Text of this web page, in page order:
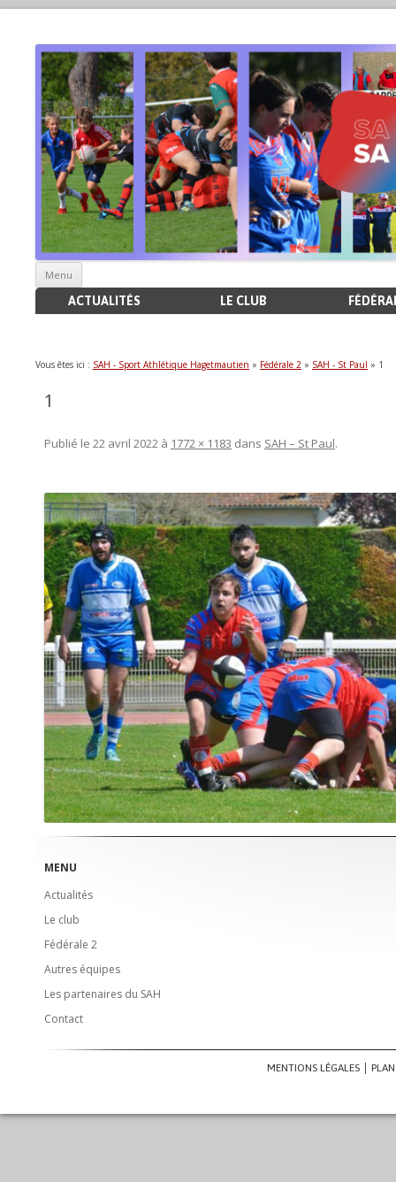
Menu
contenu
ACTUALITÉS LE CLUB
Vous êtes ici : SAH - Sport Athlétique Hagetmautien » Fédérale 2 » SAH - St Paul » 1
1
Publié le 22 avril 2022 à 1772 × 1183 dans SAH – St Paul.
MENU
Actualités
Le club
Fédérale 2
Autres équipes
Les partenaires du SAH
Contact
MENTIONS LÉGALES